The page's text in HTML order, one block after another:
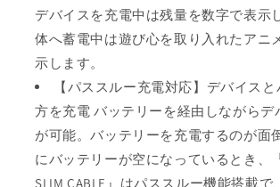
ク)
の
数
量
減
ら
す
ク)
の
増
や
す
デバイスを充電中は残量を数字で表示
体へ蓄電中は遊び心を取り入れたアニ
示します。
【パススルー充電対応】デバイス
方を充電 バッテリーを経由しながらデ
が可能。バッテリーを充電するのが面
にバッテリーが空になっているとき、『
SLIM CABLE』はパススルー機能搭載